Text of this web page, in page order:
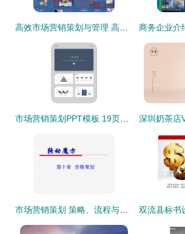
高效市场营销策划与管理 高清模板与实用工具助力商务成功
市场营销策划PPT模板 19页个人实战干货全解析
市场营销策划 策略、流程与实践指南